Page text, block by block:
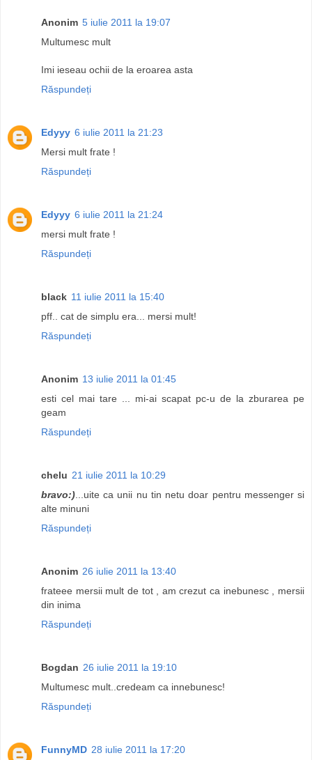
Anonim 5 iulie 2011 la 19:07
Multumesc mult
Imi ieseau ochii de la eroarea asta
Răspundeți
Edyyy 6 iulie 2011 la 21:23
Mersi mult frate !
Răspundeți
Edyyy 6 iulie 2011 la 21:24
mersi mult frate !
Răspundeți
black 11 iulie 2011 la 15:40
pff.. cat de simplu era... mersi mult!
Răspundeți
Anonim 13 iulie 2011 la 01:45
esti cel mai tare ... mi-ai scapat pc-u de la zburarea pe
geam
Răspundeți
chelu 21 iulie 2011 la 10:29
bravo:)...uite ca unii nu tin netu doar pentru messenger si
alte minuni
Răspundeți
Anonim 26 iulie 2011 la 13:40
frateee mersii mult de tot , am crezut ca inebunesc , mersii
din inima
Răspundeți
Bogdan 26 iulie 2011 la 19:10
Multumesc mult..credeam ca innebunesc!
Răspundeți
FunnyMD 28 iulie 2011 la 17:20